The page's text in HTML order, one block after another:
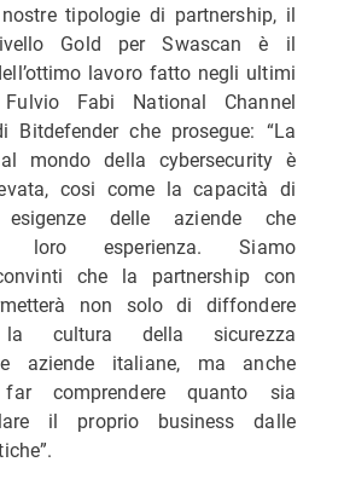
nostre tipologie di partnership, il
Gold per Swascan è il
lavoro fatto negli ultimi
Fabi National Channel
Bitdefender che prosegue: “La
mondo della cybersecurity è
cosi come la capacità di
delle aziende che
loro esperienza. Siamo
che la partnership con
non solo di diffondere
la cultura della sicurezza
aziende italiane, ma anche
comprendere quanto sia
il proprio business dalle